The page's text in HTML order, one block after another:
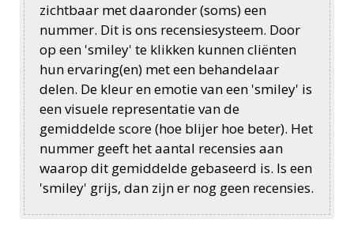
zichtbaar met daaronder (soms) een
nummer. Dit is ons recensiesysteem. Door
op een 'smiley' te klikken kunnen cliënten
hun ervaring(en) met een behandelaar
delen. De kleur en emotie van een 'smiley' is
een visuele representatie van de
gemiddelde score (hoe blijer hoe beter). Het
nummer geeft het aantal recensies aan
waarop dit gemiddelde gebaseerd is. Is een
'smiley' grijs, dan zijn er nog geen recensies.